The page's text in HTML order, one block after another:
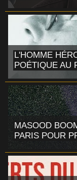
L'HOMME
POÉTIQUE AU
MASOOD
PARIS POUR